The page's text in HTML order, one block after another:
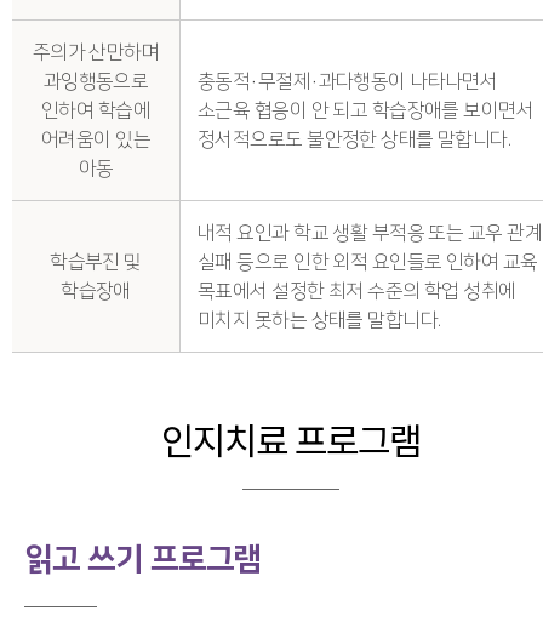
주의가 산만하며
과잉행동으로
인하여 학습에
어려움이 있는
아동
충동적·무절제·과다행동이 나타나면서
소근육 협응이 안 되고 학습장애를 보이면서
정서적으로도 불안정한 상태를 말합니다.
학습부진 및
학습장애
내적 요인과 학교 생활 부적응 또는 교우 관계
실패 등으로 인한 외적 요인들로 인하여 교육
목표에서 설정한 최저 수준의 학업 성취에
미치지 못하는 상태를 말합니다.
인지치료 프로그램
읽고 쓰기 프로그램